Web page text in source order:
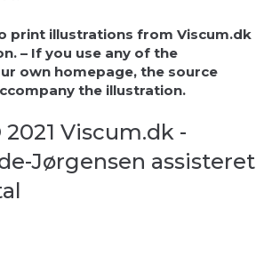
print illustrations from Viscum.dk
– If you use any of the
own homepage, the source
the illustration.
Viscum.dk -
Jørgensen assisteret